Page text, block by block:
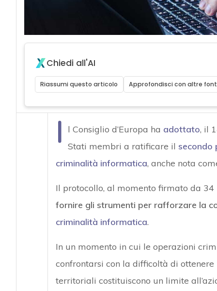
Chiedi all'AI
Riassumi questo articolo Approfondisci con altre
I l Consiglio d’Europa ha adottato, il
Stati membri a ratificare il secondo
criminalità informatica, anche nota
Il protocollo, al momento firmato da
fornire gli strumenti per rafforzare la
criminalità informatica.
In un momento in cui le operazioni
confrontarsi con la difficoltà di ottenere
territoriali costituiscono un limite